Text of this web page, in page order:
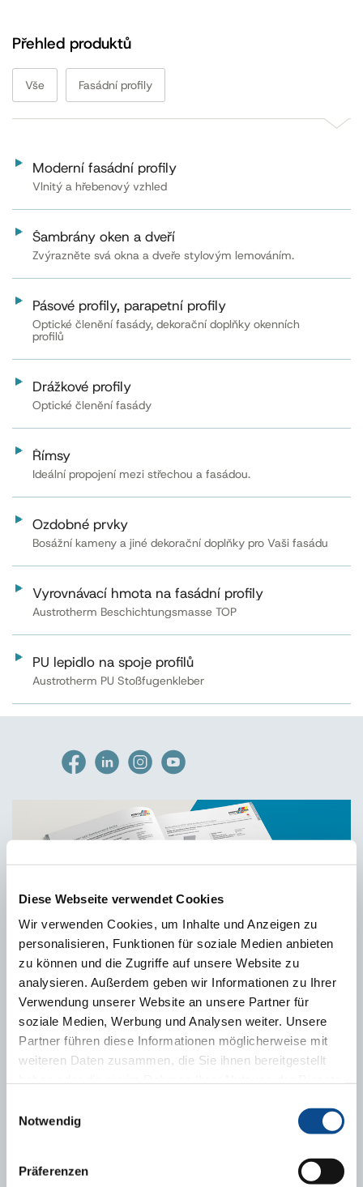
Diese Webseite verwendet Cookies
Wir verwenden Cookies, um Inhalte und Anzeigen zu
personalisieren, Funktionen für soziale Medien anbieten
zu können und die Zugriffe auf unsere Website zu
analysieren. Außerdem geben wir Informationen zu Ihrer
Verwendung unserer Website an unsere Partner für
soziale Medien, Werbung und Analysen weiter. Unsere
Partner führen diese Informationen möglicherweise mit
weiteren Daten zusammen, die Sie ihnen bereitgestellt
Notwendig
Präferenzen
Přehled produktů
Vše Fasádní profily
Moderní fasádní profily
Vlnitý a hřebenový vzhled
Šambrány oken a dveří
Zvýrazněte svá okna a dveře stylovým lemováním.
Pásové profily, parapetní profily
Optické členění fasády, dekorační doplňky okenních
profilů
Drážkové profily
Optické členění fasády
Římsy
Ideální propojení mezi střechou a fasádou.
Ozdobné prvky
Bosážní kameny a jiné dekorační doplňky pro Vaši fasádu
Vyrovnávací hmota na fasádní profily
Austrotherm Beschichtungsmasse TOP
PU lepidlo na spoje profilů
Austrotherm PU Stoßfugenkleber
Katalog výrobků Austrotherm
KE STAŽENÍ
Prospekt Austrotherm Fasádní profily Pokyny pro použití
bosáže, Podhledové profily